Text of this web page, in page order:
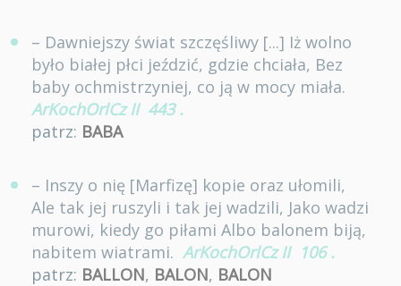
– Dawniejszy świat szczęśliwy [...] Iż wolno
było białej płci jeździć, gdzie chciała, Bez
baby ochmistrzyniej, co ją w mocy miała.
ArKochOrlCz II 443 .
patrz: BABA
– Inszy o nię [Marfizę] kopie oraz ułomili,
Ale tak jej ruszyli i tak jej wadzili, Jako wadzi
murowi, kiedy go piłami Albo balonem biją,
nabitem wiatrami. ArKochOrlCz II 106 .
patrz: BALLON, BALON, BALON